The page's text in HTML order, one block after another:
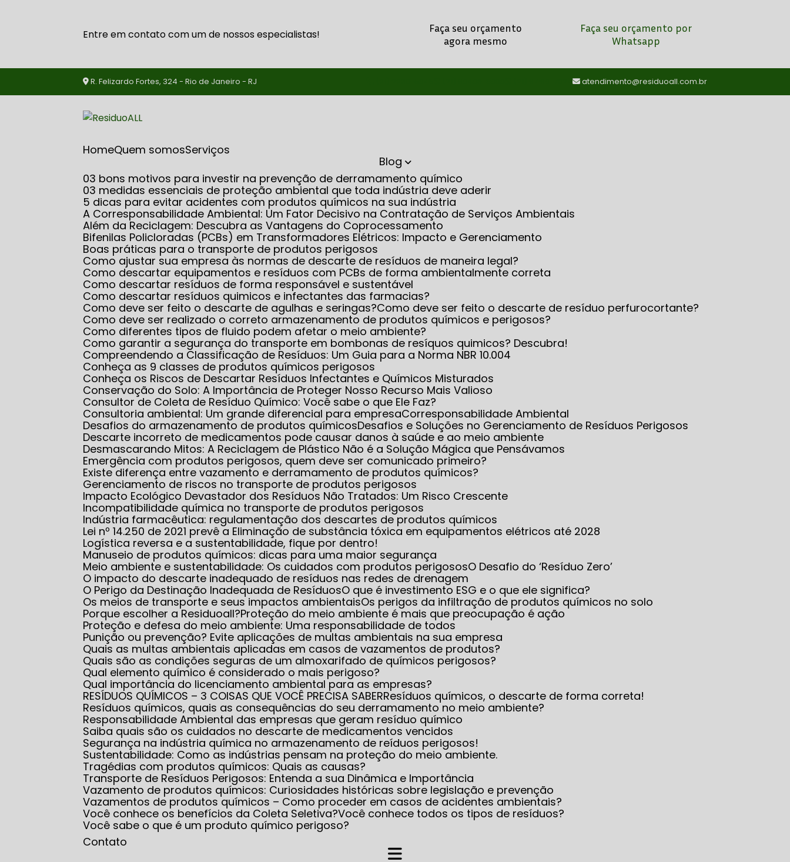
Entre em contato com um de nossos especialistas!
Faça seu orçamento
agora mesmo
Faça seu orçamento por
Whatsapp
R. Felizardo Fortes, 324 - Rio de Janeiro - RJ atendimento@residuoall.com.br
Home Quem somos serviços
Blog
03 bons motivos para investir na prevenção de derramamento químico
03 medidas essenciais de proteção ambiental que toda indústria deve aderir
5 dicas para evitar acidentes com produtos químicos na sua indústria
A Corresponsabilidade Ambiental: Um Fator Decisivo na Contratação de Serviços Ambientais
Além da Reciclagem: Descubra as Vantagens do Coprocessamento
Bifenilas Policloradas (PCBs) em Transformadores Elétricos: Impacto e Gerenciamento
Boas práticas para o transporte de produtos perigosos
Como ajustar sua empresa às normas de descarte de resíduos de maneira legal?
Como descartar equipamentos e resíduos com PCBs de forma ambientalmente correta
Como descartar resíduos de forma responsável e sustentável
Como descartar resíduos quimicos e infectantes das farmacias?
Como deve ser feito o descarte de agulhas e seringas?
Como deve ser feito o descarte de resíduo perfurocortante?
Como deve ser realizado o correto armazenamento de produtos químicos e perigosos?
Como diferentes tipos de fluido podem afetar o meio ambiente?
Como garantir a segurança do transporte em bombonas de resíquos quimicos? Descubra!
Compreendendo a Classificação de Resíduos: Um Guia para a Norma NBR 10.004
Conheça as 9 classes de produtos químicos perigosos
Conheça os Riscos de Descartar Resíduos Infectantes e Químicos Misturados
Conservação do Solo: A Importância de Proteger Nosso Recurso Mais Valioso
Consultor de Coleta de Resíduo Químico: Você sabe o que Ele Faz?
Consultoria ambiental: Um grande diferencial para empresa
Corresponsabilidade Ambiental
Desafios do armazenamento de produtos químicos Desafios e Soluções no Gerenciamento de Resíduos Perigosos
Descarte incorreto de medicamentos pode causar danos à saúde e ao meio ambiente
Desmascarando Mitos: A Reciclagem de Plástico Não é a Solução Mágica que Pensávamos
Emergência com produtos perigosos, quem deve ser comunicado primeiro?
Existe diferença entre vazamento e derramamento de produtos químicos?
Gerenciamento de riscos no transporte de produtos perigosos
Impacto Ecológico Devastador dos Resíduos Não Tratados: Um Risco Crescente
Incompatibilidade química no transporte de produtos perigosos
Indústria farmacêutica: regulamentação dos descartes de produtos químicos
Lei nº 14.250 de 2021 prevê a Eliminação de substância tóxica em equipamentos elétricos até 2028
Logística reversa e a sustentabilidade, fique por dentro!
Manuseio de produtos químicos: dicas para uma maior segurança
Meio ambiente e sustentabilidade: Os cuidados com produtos perigosos
O Desafio do ‘Resíduo Zero’
O impacto do descarte inadequado de resíduos nas redes de drenagem
O Perigo da Destinação Inadequada de Resíduos
O que é investimento ESG e o que ele significa?
Os meios de transporte e seus impactos ambientais
Os perigos da infiltração de produtos químicos no solo
Porque escolher a Residuoall? Proteção do meio ambiente é mais que preocupação é ação
Proteção e defesa do meio ambiente: Uma responsabilidade de todos
Punição ou prevenção? Evite aplicações de multas ambientais na sua empresa
Quais as multas ambientais aplicadas em casos de vazamentos de produtos?
Quais são as condições seguras de um almoxarifado de químicos perigosos?
Qual elemento químico é considerado o mais perigoso?
Qual importância do licenciamento ambiental para as empresas?
RESÍDUOS QUÍMICOS – 3 COISAS QUE VOCÊ PRECISA SABER Resíduos químicos, o descarte de forma correta!
Resíduos químicos, quais as consequências do seu derramamento no meio ambiente?
Responsabilidade Ambiental das empresas que geram resíduo químico
Saiba quais são os cuidados no descarte de medicamentos vencidos
Segurança na indústria química no armazenamento de reíduos perigosos!
Sustentabilidade: Como as indústrias pensam na proteção do meio ambiente.
Tragédias com produtos químicos: Quais as causas?
Transporte de Resíduos Perigosos: Entenda a sua Dinâmica e Importância
Vazamento de produtos químicos: Curiosidades históricas sobre legislação e prevenção
Vazamentos de produtos químicos – Como proceder em casos de acidentes ambientais?
Você conhece os benefícios da Coleta Seletiva? Você conhece todos os tipos de resíduos?
Você sabe o que é um produto químico perigoso?
Contato